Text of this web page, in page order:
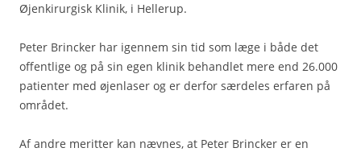
Øjenkirurgisk Klinik, i Hellerup.
Peter Brincker har igennem sin tid som læge i både det
offentlige og på sin egen klinik behandlet mere end 26.000
patienter med øjenlaser og er derfor særdeles erfaren på
området.
Af andre meritter kan nævnes, at Peter Brincker er en